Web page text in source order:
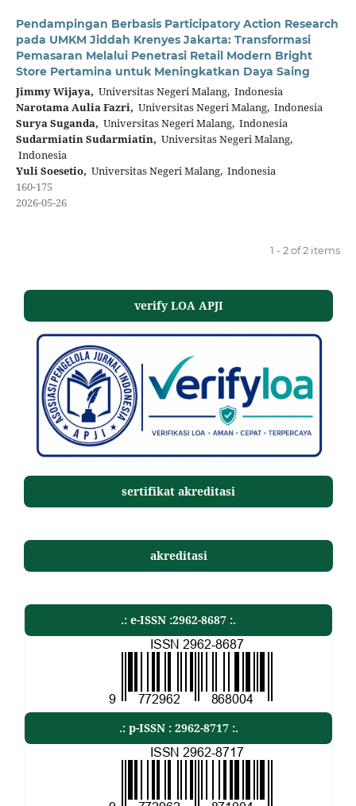
Pendampingan Berbasis Participatory Action Research
pada UMKM Jiddah Krenyes Jakarta: Transformasi
Pemasaran Melalui Penetrasi Retail Modern Bright
Store Pertamina untuk Meningkatkan Daya Saing
Jimmy Wijaya, Universitas Negeri Malang, Indonesia
Narotama Aulia Fazri, Universitas Negeri Malang, Indonesia
Surya Suganda, Universitas Negeri Malang, Indonesia
Sudarmiatin Sudarmiatin, Universitas Negeri Malang,
Indonesia
Yuli Soesetio, Universitas Negeri Malang, Indonesia
160-175
2026-05-26
1 - 2 of 2 items
verify LOA APJI
sertifikat akreditasi
akreditasi
.: e-ISSN :2962-8687 :.
.: p-ISSN : 2962-8717 :.